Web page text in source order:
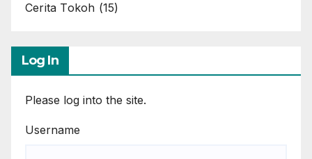
Cerita Tokoh (15)
Log In
Please log into the site.
Username